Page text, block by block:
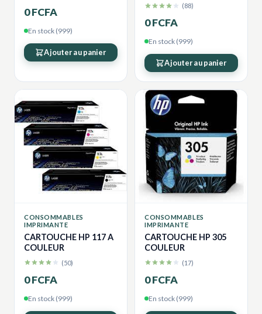
0 FCFA
En stock (999)
Ajouter au panier
(88)
0 FCFA
En stock (999)
Ajouter au panier
CONSOMMABLES
IMPRIMANTE
CARTOUCHE HP 117 A
COULEUR
(50)
0 FCFA
En stock (999)
CONSOMMABLES
IMPRIMANTE
CARTOUCHE HP 305
COULEUR
(17)
0 FCFA
En stock (999)